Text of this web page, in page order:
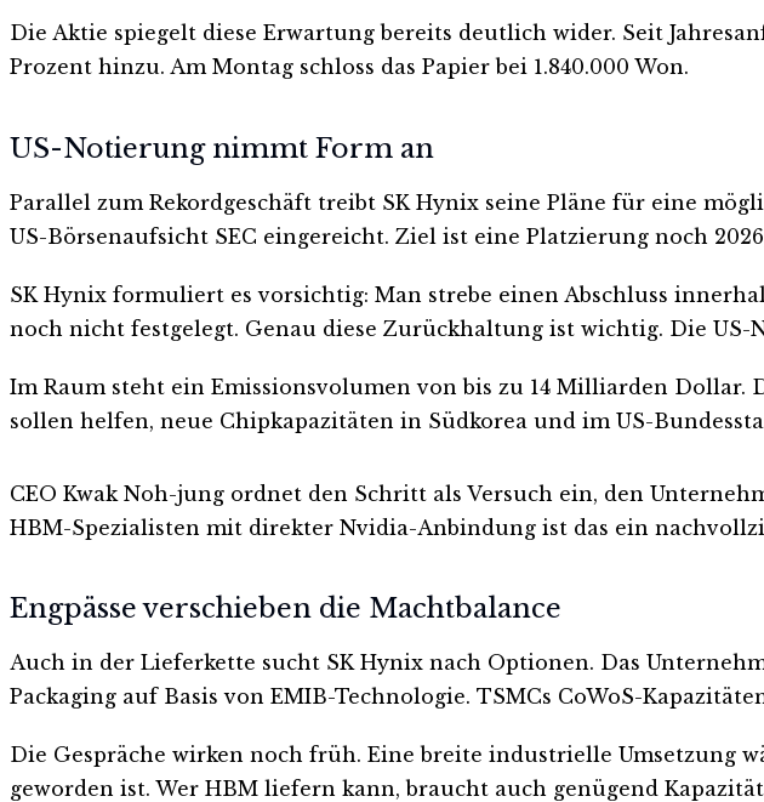
Die Aktie spiegelt diese Erwartung bereits deutlich wider. Seit
Prozent hinzu. Am Montag schloss das Papier bei 1.840.000 Won.
US-Notierung nimmt Form an
Parallel zum Rekordgeschäft treibt SK Hynix seine Pläne für eine
US-Börsenaufsicht SEC eingereicht. Ziel ist eine Platzierung noch
SK Hynix formuliert es vorsichtig: Man strebe einen Abschluss
noch nicht festgelegt. Genau diese Zurückhaltung ist wichtig. Die US-
Im Raum steht ein Emissionsvolumen von bis zu 14 Milliarden
sollen helfen, neue Chipkapazitäten in Südkorea und im US-
CEO Kwak Noh-jung ordnet den Schritt als Versuch ein, den
HBM-Spezialisten mit direkter Nvidia-Anbindung ist das ein
Engpässe verschieben die Machtbalance
Auch in der Lieferkette sucht SK Hynix nach Optionen. Das
Packaging auf Basis von EMIB-Technologie. TSMCs CoWoS-
Die Gespräche wirken noch früh. Eine breite industrielle Umsetzung
geworden ist. Wer HBM liefern kann, braucht auch genügend